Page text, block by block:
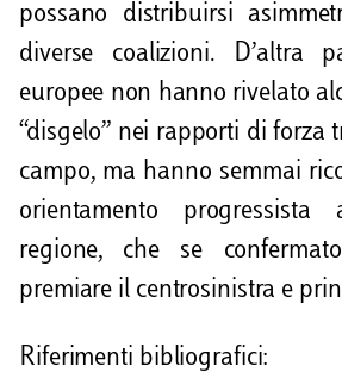
possano distribuirsi
diverse coalizioni. D’altra
europee non hanno rivelato
“disgelo” nei rapporti di forza
campo, ma hanno semmai
orientamento progressista
regione, che se
premiare il centrosinistra e
Riferimenti bibliografici: